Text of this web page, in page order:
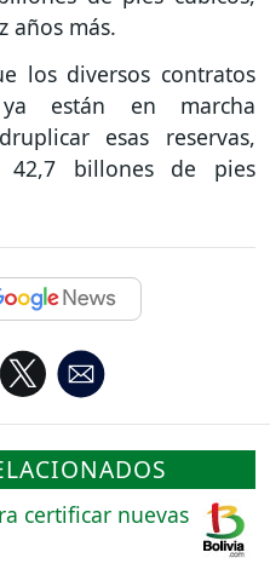
años más.
los diversos contratos
están en marcha
esas reservas,
billones de pies